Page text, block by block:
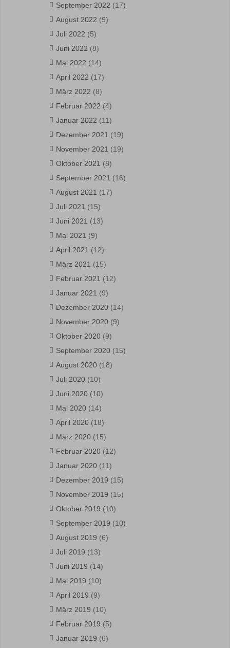
September 2022 (17)
August 2022 (9)
Juli 2022 (5)
Juni 2022 (8)
Mai 2022 (14)
April 2022 (17)
März 2022 (8)
Februar 2022 (4)
Januar 2022 (11)
Dezember 2021 (19)
November 2021 (19)
Oktober 2021 (8)
September 2021 (16)
August 2021 (17)
Juli 2021 (15)
Juni 2021 (13)
Mai 2021 (9)
April 2021 (12)
März 2021 (15)
Februar 2021 (12)
Januar 2021 (9)
Dezember 2020 (14)
November 2020 (9)
Oktober 2020 (9)
September 2020 (15)
August 2020 (18)
Juli 2020 (10)
Juni 2020 (10)
Mai 2020 (14)
April 2020 (18)
März 2020 (15)
Februar 2020 (12)
Januar 2020 (11)
Dezember 2019 (15)
November 2019 (15)
Oktober 2019 (10)
September 2019 (10)
August 2019 (6)
Juli 2019 (13)
Juni 2019 (14)
Mai 2019 (10)
April 2019 (9)
März 2019 (10)
Februar 2019 (5)
Januar 2019 (6)